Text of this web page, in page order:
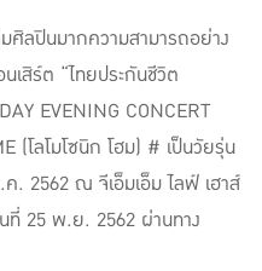
ศิลปินมากความสามารถอย่าง
เสิร์ต “ไทยประกันชีวิต
EVENING CONCERT
(โลโมโซนิก โฮม) # เป็นวัยรุ่น
. 2562 ณ จีเอ็มเอ็ม ไลฟ์ เฮาส์
ที่ 25 พ.ย. 2562 ผ่านทาง